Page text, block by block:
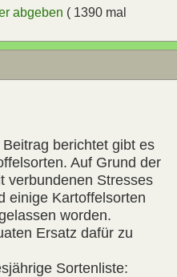
abgeben ( 1390 mal
berichtet gibt es
Auf Grund der
verbundenen Stresses
einige Kartoffelsorten
worden.
Ersatz dafür zu
Sortenliste: